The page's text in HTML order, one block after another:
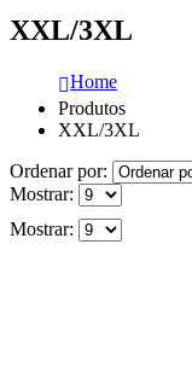
XXL/3XL
Home
Produtos
XXL/3XL
Ordenar por:
Mostrar:
Mostrar: